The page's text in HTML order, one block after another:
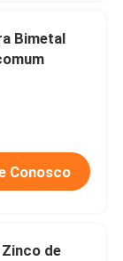
Bimetal
Conosco
de